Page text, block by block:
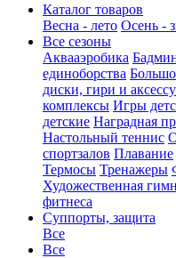
Каталог товаров
Весна - лето Осень -
Все сезоны
Аквааэробика
единоборства
диски, гири и
комплексы Игры
детские Наградная
Настольный теннис
спортзалов Плавание
Термосы Тренажеры
Художественная
фитнеса
Суппорты, защита
Все
Все